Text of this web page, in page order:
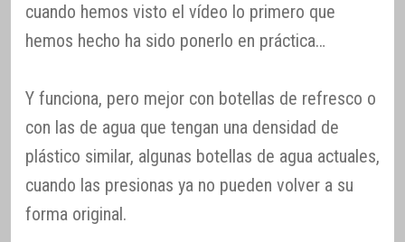
cuando hemos visto el vídeo lo primero que
hemos hecho ha sido ponerlo en práctica…
Y funciona, pero mejor con botellas de refresco o
con las de agua que tengan una densidad de
plástico similar, algunas botellas de agua actuales,
cuando las presionas ya no pueden volver a su
forma original.